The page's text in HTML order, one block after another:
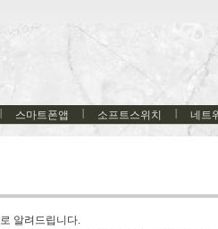
스마트폰앱 소프트스위치 네트
알려드립니다.